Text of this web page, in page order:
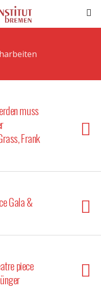
muss
Frank
Gala &
piece